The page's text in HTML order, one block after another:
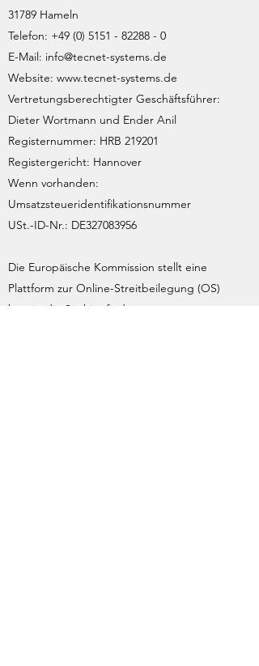
31789 Hameln
Telefon: +49 (0) 5151 - 82288 - 0
E-Mail: info@tecnet-systems.de
Website: www.tecnet-systems.de
Vertretungsberechtigter Geschäftsführer:
Dieter Wortmann und Ender Anil
Registernummer: HRB 219201
Registergericht: Hannover
Wenn vorhanden:
Umsatzsteueridentifikationsnummer
USt.-ID-Nr.: DE327083956
Die Europäische Kommission stellt eine
Plattform zur Online-Streitbeilegung (OS)
bereit, die Sie hier finden